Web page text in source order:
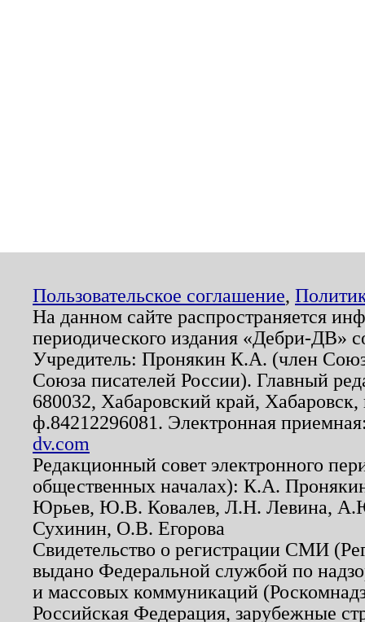
Пользовательское соглашение,
На данном сайте распространяется
периодического издания «Дебри-ДВ»
Учредитель: Пронякин К.А. (член
Союза писателей России). Главный
680032, Хабаровский край,
ф.84212296081. Электронная
dv.com
Редакционный совет электронного
общественных началах): К.А.
Юрьев, Ю.В. Ковалев, Л.Н. Левина,
Сухинин, О.В. Егорова
Свидетельство о регистрации СМИ
выдано Федеральной службой по
и массовых коммуникаций
Российская Федерация, зарубежные